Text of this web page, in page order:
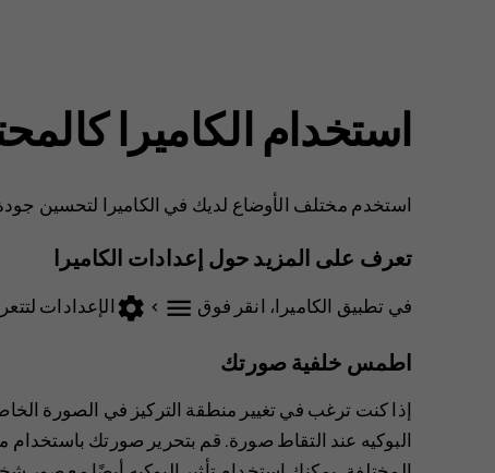
استخدام الكاميرا
استخدم مختلف الأوضاع لديك في الكاميرا لتحسين
تعرف على المزيد حول إعدادات الكاميرا
في تطبيق الكاميرا، انقر فوق menu
>
settingsالإعدادات
اطمس خلفية صورتك
إذا كنت ترغب في تغيير منطقة التركيز في الصورة
البوكيه عند التقاط صورة. قم بتحرير صورتك